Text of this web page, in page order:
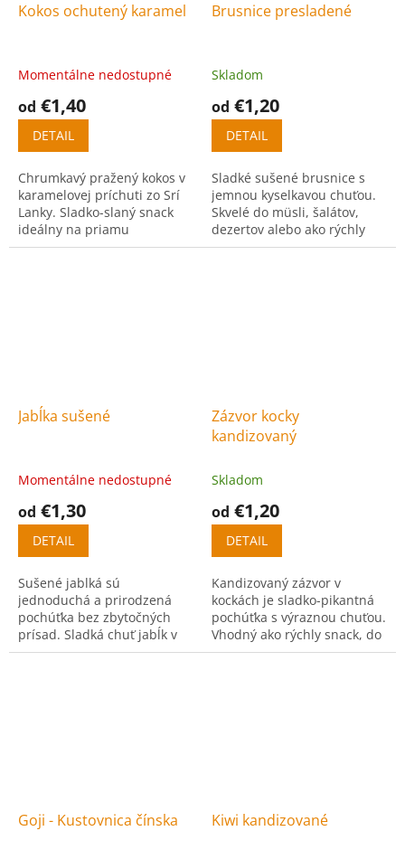
Kokos ochutený karamel
Momentálne nedostupné
od €1,40
DETAIL
Chrumkavý pražený kokos v
karamelovej príchuti zo Srí
Lanky. Sladko-slaný snack
ideálny na priamu
konzumáciu, do dezertov aj
Brusnice presladené
Skladom
od €1,20
DETAIL
Sladké sušené brusnice s
jemnou kyselkavou chuťou.
Skvelé do müsli, šalátov,
dezertov alebo ako rýchly
snack.
Jabĺka sušené
Momentálne nedostupné
od €1,30
DETAIL
Sušené jablká sú
jednoduchá a prirodzená
pochúťka bez zbytočných
prísad. Sladká chuť jabĺk v
sušenej forme je ideálna ako
Zázvor kocky
kandizovaný
Skladom
od €1,20
DETAIL
Kandizovaný zázvor v
kockách je sladko-pikantná
pochúťka s výraznou chuťou.
Vhodný ako rýchly snack, do
čaju alebo na pečenie. Dodá
Goji - Kustovnica čínska Kiwi kandizované